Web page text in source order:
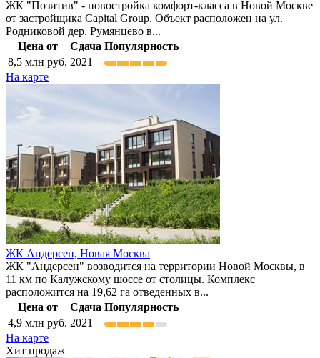
ЖК "Позитив" - новостройка комфорт-класса в Новой Москве
от застройщика Capital Group. Объект расположен на ул.
Родниковой дер. Румянцево в...
Цена от
Сдача Популярность
8,5 млн руб. 2021
На карте
ЖК Андерсен, Новая Москва
ЖК "Андерсен" возводится на территории Новой Москвы, в
11 км по Калужскому шоссе от столицы. Комплекс
расположится на 19,62 га отведенных в...
Цена от
Сдача Популярность
4,9 млн руб. 2021
На карте
Хит продаж